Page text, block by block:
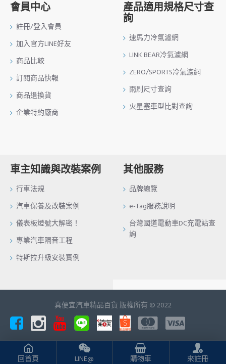
會員中心
註冊/登入會員
加入官方LINE好友
商品比較
訂閱商品快報
商品退換貨
企業特約廠商
產品適用規格尺寸查
詢
速馬力冷氣濾網
LINK BEAR冷氣濾網
ZERO/SPORTS冷氣濾網
雨刷尺寸查詢
火星塞車型比對查詢
車主知識與改裝案例
行車法規
汽車保養及改裝案例
儀表板燈號大解密！
專業汽車隔音工程
特斯拉升級安裝實例
其他服務
品牌總覽
e-Tag服務說明
台灣國道電動車DC充電站查
詢
真便宜汽車精品百貨 版權所有 © 2022
回首頁 LINE@ 購物車 來註冊